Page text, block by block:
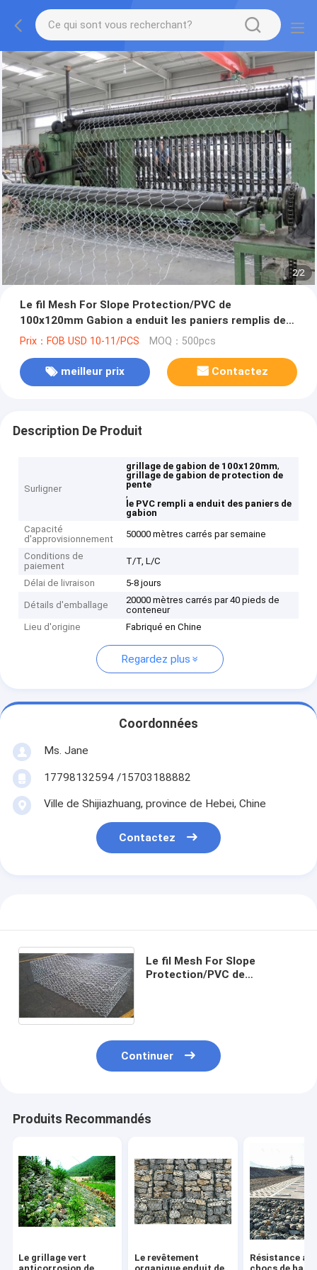
2/2
Le fil Mesh For Slope Protection/PVC de
100x120mm Gabion a enduit les paniers remplis de
Gabion
Prix：FOB USD 10-11/PCS MOQ：500pcs
meilleur prix Contactez
Description De Produit
Surligner
grillage de gabion de 100x120mm,
grillage de gabion de protection de
pente
,
le PVC rempli a enduit des paniers de
gabion
Capacité
d'approvisionnement
50000 mètres carrés par semaine
Conditions de
paiement
T/T, L/C
Délai de livraison 5-8 jours
Détails d'emballage
20000 mètres carrés par 40 pieds de
conteneur
Lieu d'origine
Fabriqué en Chine
Regardez plus
Coordonnées
Ms. Jane
17798132594 /15703188882
Ville de Shijiazhuang, province de Hebei, Chine
Contactez
Le fil Mesh For Slope
Protection/PVC de
Continuer
Produits Recommandés
Le grillage vert
Le revêtement
Résistance